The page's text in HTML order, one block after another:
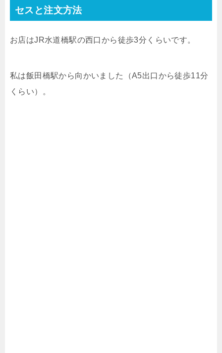
セスと注文方法
お店はJR水道橋駅の西口から徒歩3分くらいです。
私は飯田橋駅から向かいました（A5出口から徒歩11分
くらい）。